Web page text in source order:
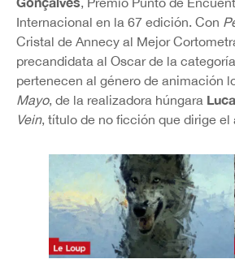
Internacional en la 67 edición. Con
Cristal de Annecy al Mejor
precandidata al Oscar de la
pertenecen al género de animación
Mayo, de la realizadora húngara
Vein, título de no ficción que dirige el